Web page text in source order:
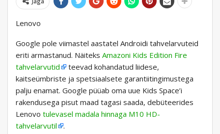
Lenovo
Google pole viimastel aastatel Androidi tahvelarvuteid
eriti armastanud. Näiteks Amazoni Kids Edition Fire
tahvelarvutid
teevad kohandatud liidese,
kaitseümbriste ja spetsiaalsete garantiitingimustega
palju enamat. Google püüab oma uue Kids Space’i
rakendusega pisut maad tagasi saada, debüteerides
Lenovo tulevasel madala hinnaga M10 HD-
tahvelarvutil
.